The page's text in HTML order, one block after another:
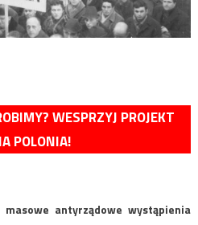
WESPRZYJ PROJEKT
POLONIA!
antyrządowe wystąpienia